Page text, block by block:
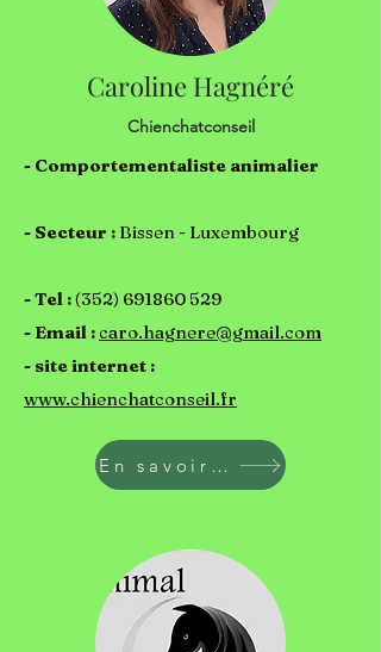
Caroline Hagnéré
Chienchatconseil
- Comportementaliste animalier
- Secteur : Bissen - Luxembourg
- Tel :(352) 691860 529
- Email :caro.hagnere@gmail.com
- site internet :
www.chienchatconseil.fr
En savoir plus